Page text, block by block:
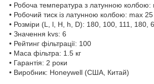
• Робоча температура з латунною колбою:
• Робочий тиск із латунною колбою: max 25
• Розміри (L, l, H, h, D): 180, 100, 111, 180,
• Значення kvs: 6
• Рейтинг фільтрації: 100
• Маса фільтра: 1.5 кг
• Гарантія: 2 роки
• Виробник: Honeywell (США, Китай)